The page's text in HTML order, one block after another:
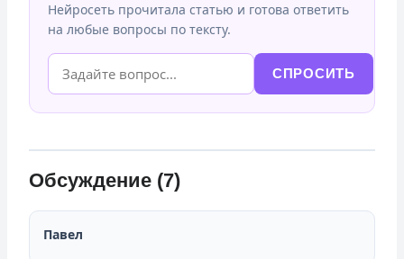
Нейросеть прочитала статью и готова ответить
на любые вопросы по тексту.
СПРОСИТЬ
Обсуждение (7)
Павел